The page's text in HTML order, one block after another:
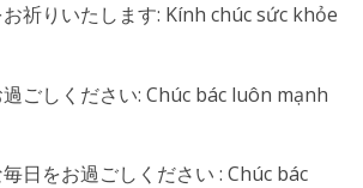
祈りいたします: Kính chúc sức khỏe
ごしください: Chúc bác luôn mạnh
日をお過ごしください : Chúc bác